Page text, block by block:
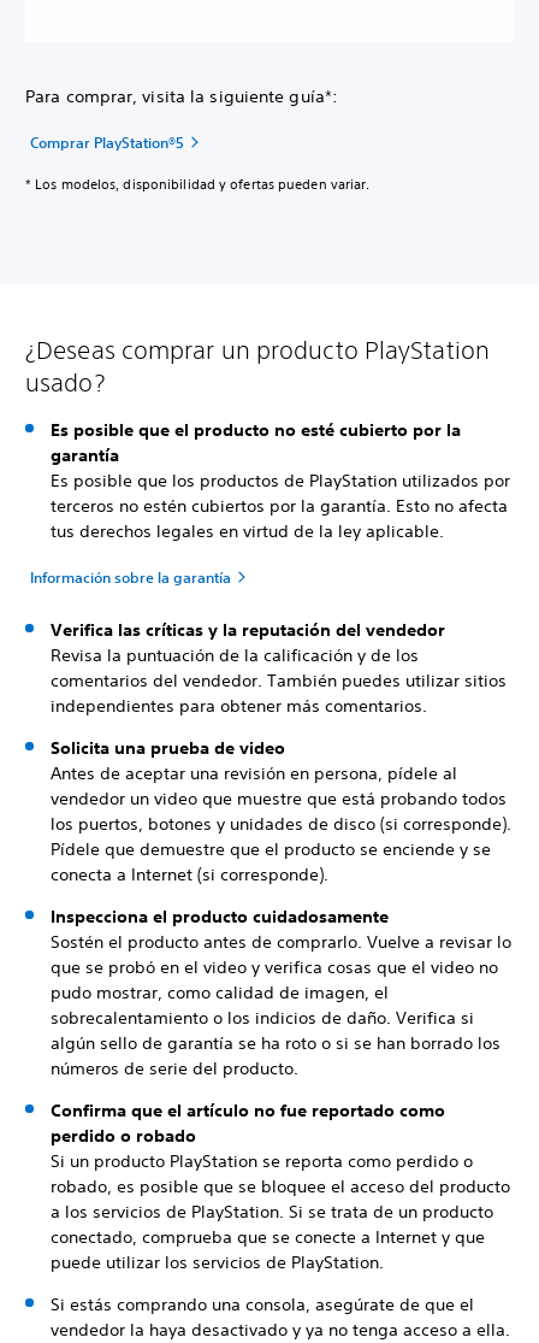
Para comprar, visita la siguiente guía*:
Comprar PlayStation®5
* Los modelos, disponibilidad y ofertas pueden variar.
¿Deseas comprar un producto PlayStation
usado?
Es posible que el producto no esté cubierto por la
garantía
Es posible que los productos de PlayStation utilizados por
terceros no estén cubiertos por la garantía. Esto no afecta
tus derechos legales en virtud de la ley aplicable.
Información sobre la garantía
Verifica las críticas y la reputación del vendedor
Revisa la puntuación de la calificación y de los
comentarios del vendedor. También puedes utilizar sitios
independientes para obtener más comentarios.
Solicita una prueba de video
Antes de aceptar una revisión en persona, pídele al
vendedor un video que muestre que está probando todos
los puertos, botones y unidades de disco (si corresponde).
Pídele que demuestre que el producto se enciende y se
conecta a Internet (si corresponde).
Inspecciona el producto cuidadosamente
Sostén el producto antes de comprarlo. Vuelve a revisar lo
que se probó en el video y verifica cosas que el video no
pudo mostrar, como calidad de imagen, el
sobrecalentamiento o los indicios de daño. Verifica si
algún sello de garantía se ha roto o si se han borrado los
números de serie del producto.
Confirma que el artículo no fue reportado como
perdido o robado
Si un producto PlayStation se reporta como perdido o
robado, es posible que se bloquee el acceso del producto
a los servicios de PlayStation. Si se trata de un producto
conectado, comprueba que se conecte a Internet y que
puede utilizar los servicios de PlayStation.
Si estás comprando una consola, asegúrate de que el
vendedor la haya desactivado y ya no tenga acceso a ella.